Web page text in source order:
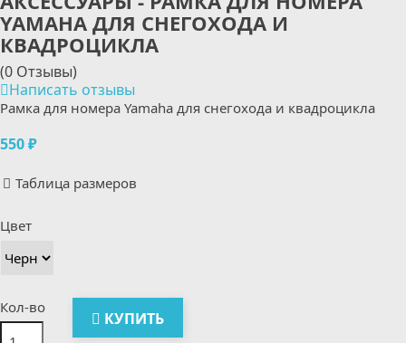
YAMAHA ДЛЯ СНЕГОХОДА И
КВАДРОЦИКЛА
(0 Отзывы)
Написать отзывы
Рамка для номера Yamaha для снегохода и квадроцикла
550 ₽
Таблица размеров
Цвет
Кол-во
КУПИТЬ